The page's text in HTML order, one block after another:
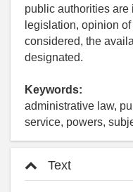
public authorities are
legislation, opinion
considered, the
designated.
Keywords:
administrative law,
service, powers,
Text